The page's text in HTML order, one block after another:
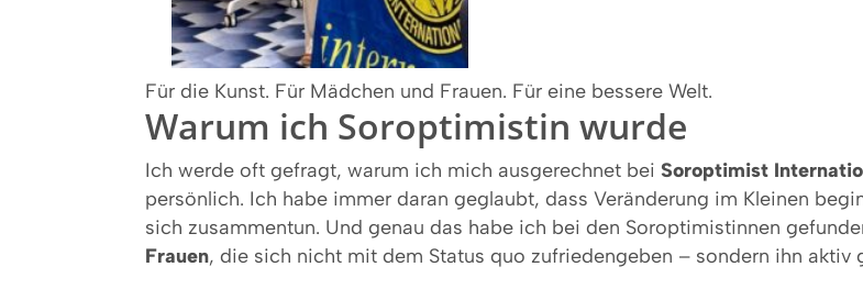
Für die Kunst. Für Mädchen und Frauen. Für eine bessere Welt.
Warum ich Soroptimistin wurde
Ich werde oft gefragt, warum ich mich ausgerechnet bei Soroptimist
persönlich. Ich habe immer daran geglaubt, dass Veränderung im Kleinen
sich zusammentun. Und genau das habe ich bei den Soroptimistinnen
Frauen, die sich nicht mit dem Status quo zufriedengeben – sondern ihn aktiv